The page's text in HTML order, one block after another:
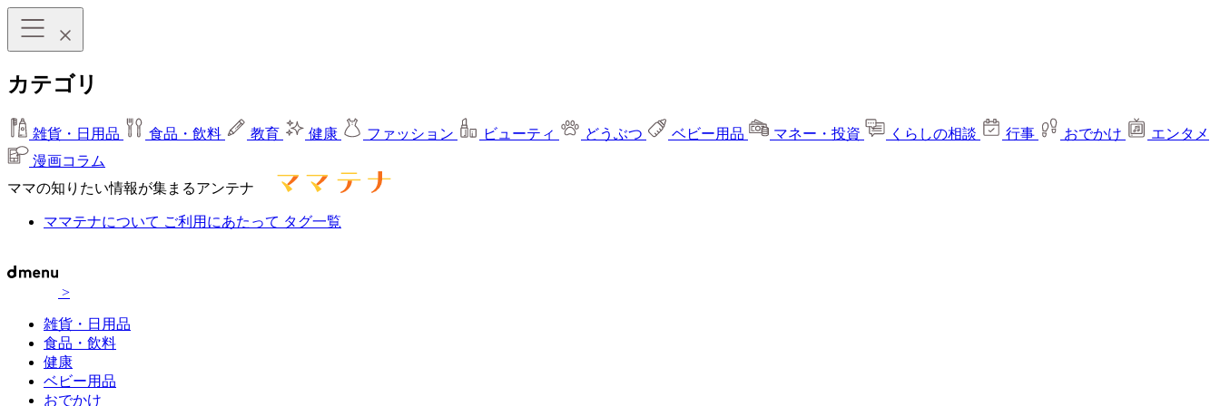
カテゴリ
雑貨・日用品 食品・飲料 教育 健康 ファッション ビューティ どうぶつ ベビー用品 マネー・投資 くらしの相談 行事 おでかけ
エンタメ
漫画コラム
ママの知りたい情報が集まるアンテナ
ママテナについて ご利用にあたって タグ一覧
>
雑貨・日用品
食品・飲料
健康
ベビー用品
おでかけ